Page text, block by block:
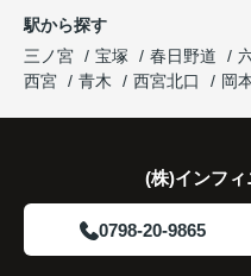
と大変喜ばれ、こ
住み替え後は家族
家族全員にとって
駅から探す
三ノ宮
宝塚 春日野道
西宮
青木 西宮北口 岡
(株)インフィ
0798-20-9865